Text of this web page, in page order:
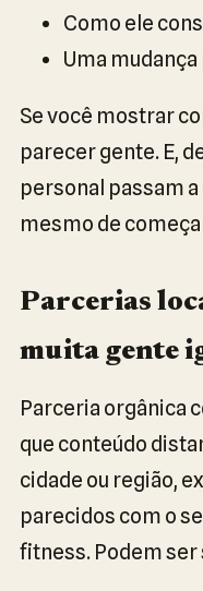
Como ele
Uma mudança
Se você mostrar
parecer gente. E,
personal passam
mesmo de
Parcerias
muita gente
Parceria orgânica
que conteúdo
cidade ou região,
parecidos com o
fitness. Podem ser